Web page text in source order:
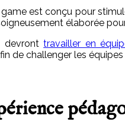
est conçu pour
élaborée
devronttravailler en
de challenger les